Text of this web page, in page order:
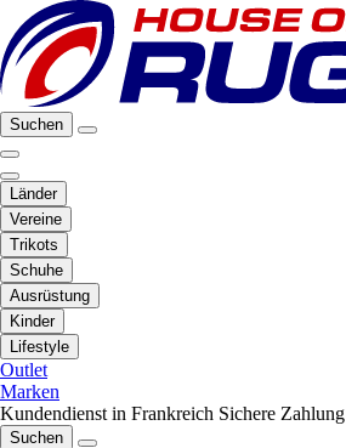
Suchen
Länder
Vereine
Trikots
Schuhe
Ausrüstung
Kinder
Lifestyle
Outlet
Marken
Kundendienst in Frankreich Sichere Zahlung
Suchen